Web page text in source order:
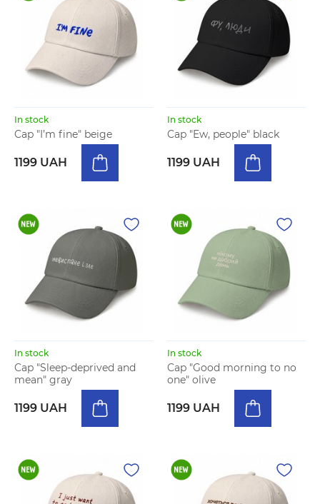
In stock
Cap "I’m fine" beige
1199 UAH
In stock
Cap "Ew, people" black
1199 UAH
In stock
Cap "Sleep-deprived and
mean" gray
1199 UAH
In stock
Cap "Good morning to no
one" olive
1199 UAH